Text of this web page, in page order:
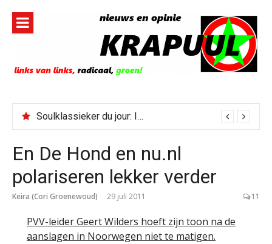
inhoud
Soulklassieker du jour: I Wish It Would Rain
Gedachtenis van Peter Faber
En De Hond en nu.nl
polariseren lekker verder
Keira (Cori Groenewoud) 29 juli 2011 11
PVV-leider Geert Wilders hoeft zijn toon na de
aanslagen in Noorwegen niet te matigen.